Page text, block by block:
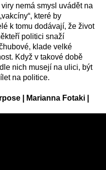
nemá smysl uvádět na
které by
k tomu dodávají, že život
politici snaží
klade velké
Když v takové době
nich musejí na ulici, být
na politice.
| Marianna Fotaki |